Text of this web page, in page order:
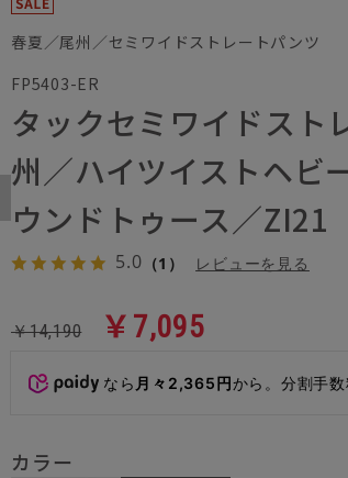
春夏／尾州／セミワイドストレートパンツ
FP5403-ER
タックセミワイドスト
州／ハイツイストヘビ
ウンドトゥース／ZI21
5.0 （1） レビューを見る
￥14,190 ￥7,095
なら 月々2,365円から。分割手
カラー